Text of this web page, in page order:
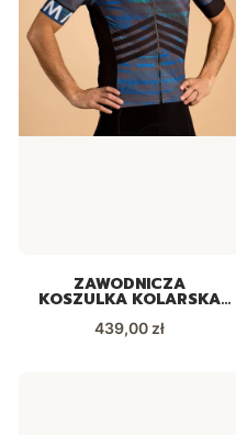
ZAWODNICZA
KOSZULKA KOLARSKA
Cena
439,00 zł